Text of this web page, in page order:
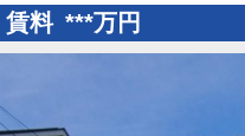
賃料 ***万円